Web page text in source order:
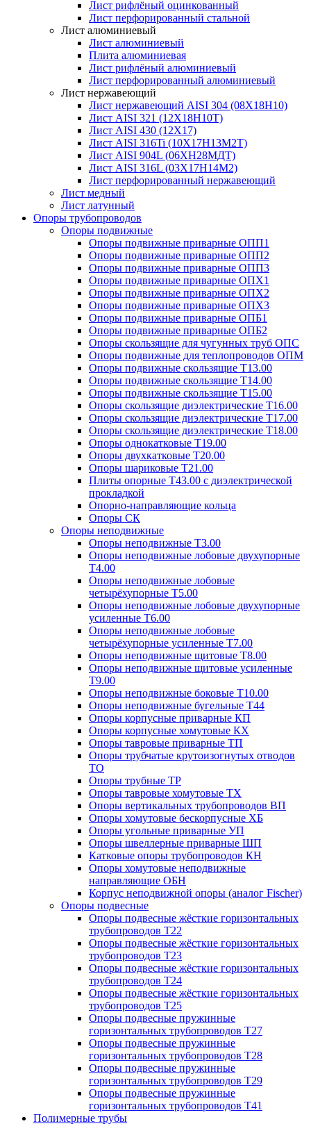
Лист рифлёный оцинкованный
Лист перфорированный стальной
Лист алюминиевый
Лист алюминиевый
Плита алюминиевая
Лист рифлёный алюминиевый
Лист перфорированный алюминиевый
Лист нержавеющий
Лист нержавеющий AISI 304 (08Х18Н10)
Лист AISI 321 (12Х18Н10Т)
Лист AISI 430 (12Х17)
Лист AISI 316Ti (10Х17Н13М2Т)
Лист AISI 904L (06ХН28МДТ)
Лист AISI 316L (03Х17Н14М2)
Лист перфорированный нержавеющий
Лист медный
Лист латунный
Опоры трубопроводов
Опоры подвижные
Опоры подвижные приварные ОПП1
Опоры подвижные приварные ОПП2
Опоры подвижные приварные ОПП3
Опоры подвижные приварные ОПХ1
Опоры подвижные приварные ОПХ2
Опоры подвижные приварные ОПХ3
Опоры подвижные приварные ОПБ1
Опоры подвижные приварные ОПБ2
Опоры скользящие для чугунных труб ОПС
Опоры подвижные для теплопроводов ОПМ
Опоры подвижные скользящие Т13.00
Опоры подвижные скользящие Т14.00
Опоры подвижные скользящие Т15.00
Опоры скользящие диэлектрические Т16.00
Опоры скользящие диэлектрические Т17.00
Опоры скользящие диэлектрические Т18.00
Опоры однокатковые Т19.00
Опоры двухкатковые Т20.00
Опоры шариковые Т21.00
Плиты опорные Т43.00 с диэлектрической
прокладкой
Опорно-направляющие кольца
Опоры СК
Опоры неподвижные
Опоры неподвижные Т3.00
Опоры неподвижные лобовые двухупорные
Т4.00
Опоры неподвижные лобовые
четырёхупорные Т5.00
Опоры неподвижные лобовые двухупорные
усиленные Т6.00
Опоры неподвижные лобовые
четырёхупорные усиленные Т7.00
Опоры неподвижные щитовые Т8.00
Опоры неподвижные щитовые усиленные
Т9.00
Опоры неподвижные боковые Т10.00
Опоры неподвижные бугельные Т44
Опоры корпусные приварные КП
Опоры корпусные хомутовые КХ
Опоры тавровые приварные ТП
Опоры трубчатые крутоизогнутых отводов
ТО
Опоры трубные ТР
Опоры тавровые хомутовые ТХ
Опоры вертикальных трубопроводов ВП
Опоры хомутовые бескорпусные ХБ
Опоры угольные приварные УП
Опоры швеллерные приварные ШП
Катковые опоры трубопроводов КН
Опоры хомутовые неподвижные
направляющие ОБН
Корпус неподвижной опоры (аналог Fischer)
Опоры подвесные
Опоры подвесные жёсткие горизонтальных
трубопроводов Т22
Опоры подвесные жёсткие горизонтальных
трубопроводов Т23
Опоры подвесные жёсткие горизонтальных
трубопроводов Т24
Опоры подвесные жёсткие горизонтальных
трубопроводов Т25
Опоры подвесные пружинные
горизонтальных трубопроводов Т27
Опоры подвесные пружинные
горизонтальных трубопроводов Т28
Опоры подвесные пружинные
горизонтальных трубопроводов Т29
Опоры подвесные пружинные
горизонтальных трубопроводов Т41
Полимерные трубы